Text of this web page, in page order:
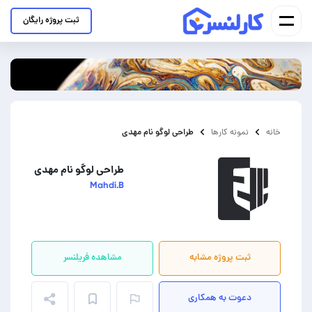
ثبت پروژه رایگان
خانه نمونه کارها طراحی لوگو نام مهدی
طراحی لوگو نام مهدی
Mahdi.B
ثبت پروژه مشابه
دعوت به همکاری
مشاهده فریلنسر